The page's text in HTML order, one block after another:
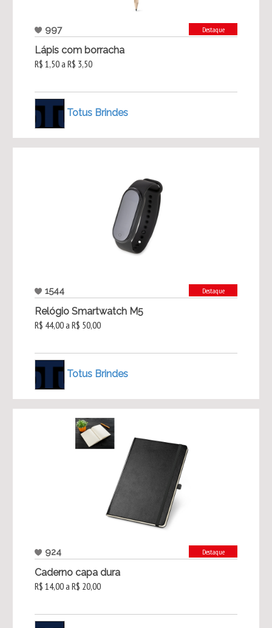
997 Destaque
Lápis com borracha
R$ 1,50 a R$ 3,50
Totus Brindes
1544 Destaque
Relógio Smartwatch M5
R$ 44,00 a R$ 50,00
Totus Brindes
924 Destaque
Caderno capa dura
R$ 14,00 a R$ 20,00